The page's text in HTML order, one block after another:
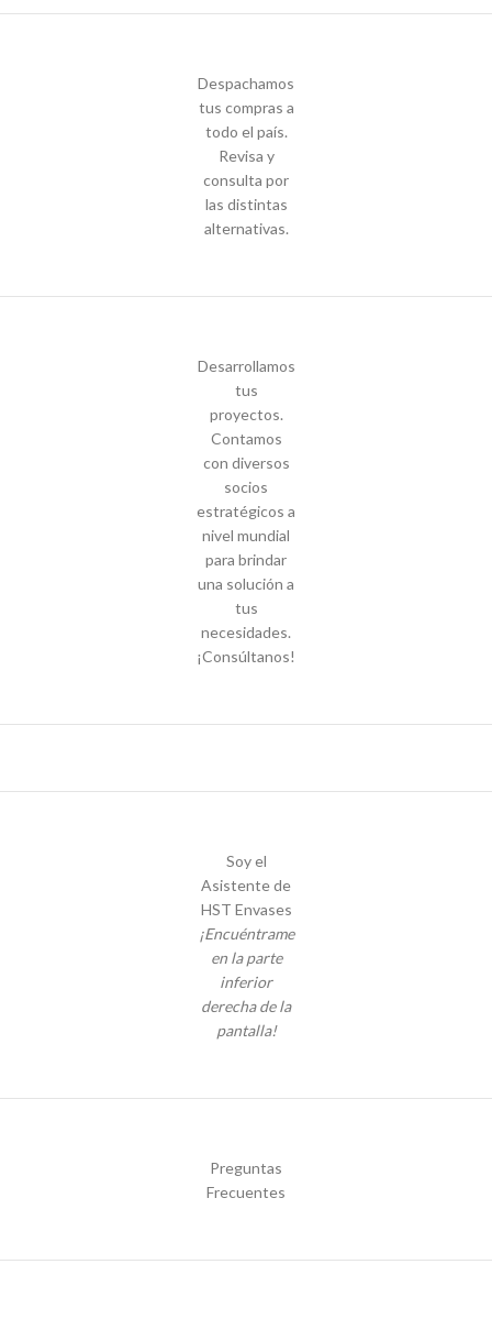
Despachamos
tus compras a
todo el país.
Revisa y
consulta por
las distintas
alternativas.
Desarrollamos
tus
proyectos.
Contamos
con diversos
socios
estratégicos a
nivel mundial
para brindar
una solución a
tus
necesidades.
¡Consúltanos!
Soy el
Asistente de
HST Envases
¡Encuéntrame
en la parte
inferior
derecha de la
pantalla!
Preguntas
Frecuentes